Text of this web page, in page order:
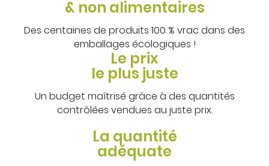
& non alimentaires
Des centaines de produits 100 % vrac dans des
emballages écologiques !
Le prix
le plus juste
Un budget maîtrisé grâce à des quantités
contrôlées vendues au juste prix.
La quantité
adéquate